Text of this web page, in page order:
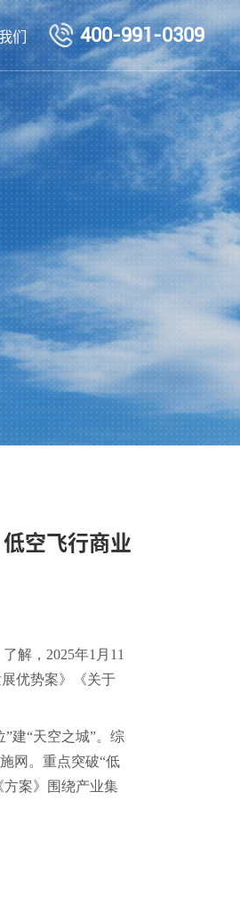
们 400-991-0309
空飞行商业
解， 2025年1月11
优势案》
《关于
“天空之城”。 综
网。重点突破“低
方案》围绕产业集